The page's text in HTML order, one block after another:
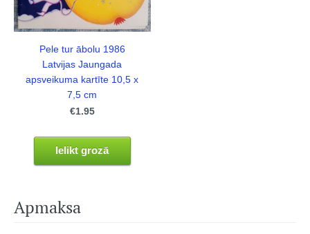
Apmaksa
Pele tur ābolu 1986
Latvijas Jaungada
apsveikuma kartīte 10,5 x
7,5 cm
€1.95
Ielikt grozā